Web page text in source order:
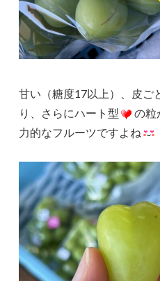
甘い（糖度17以上）、皮ご
り、さらにハート型
の粒
力的なフルーツですよね